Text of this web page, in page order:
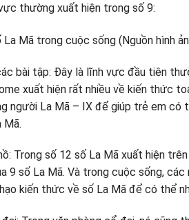
thường xuất hiện trong số 9:
bài tập: Đây là lĩnh vực đầu tiên
xuất hiện rất nhiều về kiến ​​thức
người La Mã – IX để giúp trẻ em có
Mã.
Trong số 12 số La Mã xuất hiện
9 số La Mã. Và trong cuộc sống,
kiến ​​thức về số La Mã để có thể